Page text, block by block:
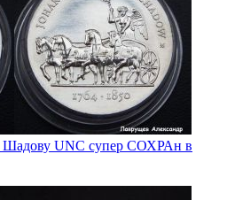
Шадову UNC супер СОХРАн в